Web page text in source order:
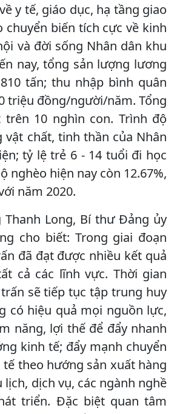
y tế, giáo dục, hạ tầng giao
chuyển biến tích cực về kinh
và đời sống Nhân dân khu
nay, tổng sản lượng lương
tấn; thu nhập bình quân
triệu đồng/người/năm. Tổng
trên 10 nghìn con. Trình độ
vật chất, tinh thần của Nhân
tỷ lệ trẻ 6 - 14 tuổi đi học
nghèo hiện nay còn 12.67%,
năm 2020.
Long, Bí thư Đảng ủy
cho biết: Trong giai đoạn
đã đạt được nhiều kết quả
cả các lĩnh vực. Thời gian
sẽ tiếp tục tập trung huy
có hiệu quả mọi nguồn lực,
năng, lợi thế để đẩy nhanh
kinh tế; đẩy mạnh chuyển
theo hướng sản xuất hàng
lịch, dịch vụ, các ngành nghề
triển. Đặc biệt quan tâm